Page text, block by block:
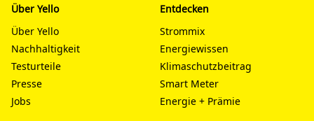
Über Yello
Über Yello
Nachhaltigkeit
Testurteile
Presse
Jobs
Entdecken
Strommix
Energiewissen
Klimaschutzbeitrag
Smart Meter
Energie + Prämie